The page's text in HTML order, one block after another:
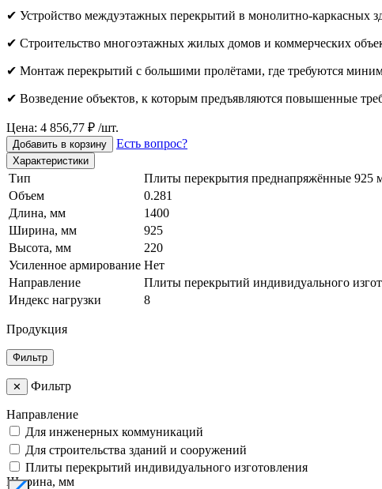
✔ Устройство междуэтажных перекрытий в монолитно-каркасных
✔ Строительство многоэтажных жилых домов и коммерческих
✔ Монтаж перекрытий с большими пролётами, где требуются
✔ Возведение объектов, к которым предъявляются повышенные
Цена: 4 856,77 ₽ /шт.
Добавить в корзину Есть вопрос?
Характеристики
Тип
Плиты перекрытия преднапряжённые 925
Объем
0.281
Длина, мм
1400
Ширина, мм
925
Высота, мм
220
Усиленное армирование Нет
Направление
Плиты перекрытий индивидуального
Индекс нагрузки
8
Продукция
Фильтр
✕ Фильтр
Направление
Для инженерных коммуникаций
Для строительства зданий и сооружений
Плиты перекрытий индивидуального изготовления
Ширина, мм